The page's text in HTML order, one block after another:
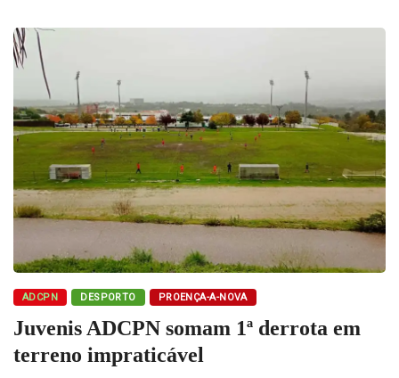
ADCPN DESPORTO PROENÇA-A-NOVA
Juvenis ADCPN somam 1ª derrota em
terreno impraticável